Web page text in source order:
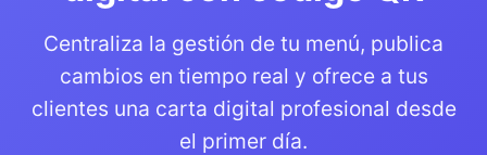
Centraliza la gestión de tu menú, publica
cambios en tiempo real y ofrece a tus
clientes una carta digital profesional desde
el primer día.